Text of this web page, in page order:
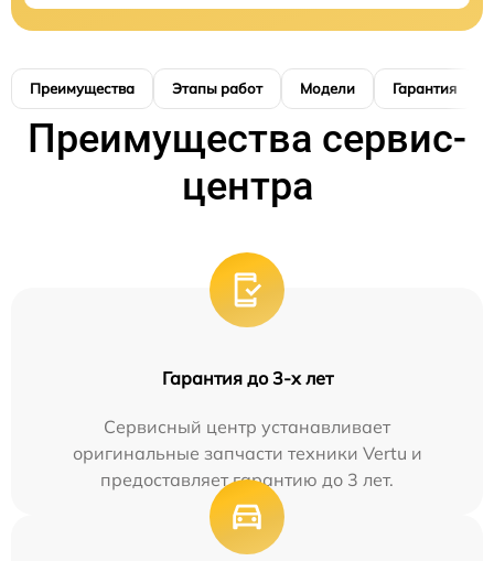
Преимущества Этапы работ Модели Гарантия
Преимущества сервис-
центра
Гарантия до 3-х лет
Сервисный центр устанавливает
оригинальные запчасти техники Vertu и
предоставляет гарантию до 3 лет.